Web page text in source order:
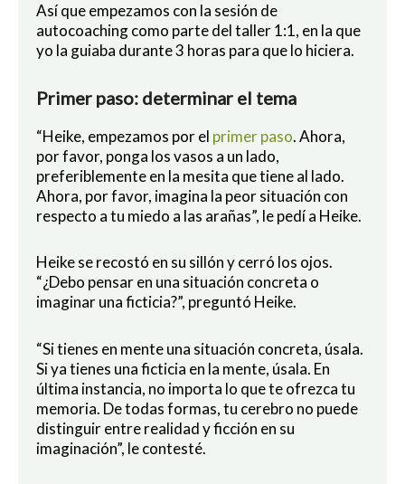
Así que empezamos con la sesión de
autocoaching como parte del taller 1:1, en la que
yo la guiaba durante 3 horas para que lo hiciera.
Primer paso: determinar el tema
“Heike, empezamos por el primer paso. Ahora,
por favor, ponga los vasos a un lado,
preferiblemente en la mesita que tiene al lado.
Ahora, por favor, imagina la peor situación con
respecto a tu miedo a las arañas”, le pedí a Heike.
Heike se recostó en su sillón y cerró los ojos.
“¿Debo pensar en una situación concreta o
imaginar una ficticia?”, preguntó Heike.
“Si tienes en mente una situación concreta, úsala.
Si ya tienes una ficticia en la mente, úsala. En
última instancia, no importa lo que te ofrezca tu
memoria. De todas formas, tu cerebro no puede
distinguir entre realidad y ficción en su
imaginación”, le contesté.